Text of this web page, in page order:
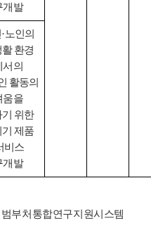
개발
·노인의
환경
서의
활동의
움을
위한
기 제품
비스
개발
범부처통합연구지원시스템